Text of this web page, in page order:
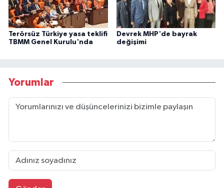
Terörsüz Türkiye yasa teklifi
TBMM Genel Kurulu'nda
Devrek MHP'de bayrak
değişimi
Yorumlar